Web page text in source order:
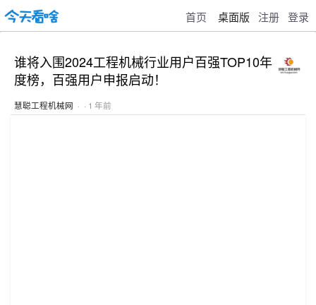
首页 桌面版 注册 登录
谁将入围2024工程机械行业用户百强TOP10年
度榜，百强用户申报启动！
慧聪工程机械网 · · 1 年前